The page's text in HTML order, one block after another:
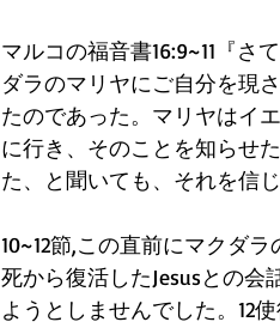
マルコの福音書16:9~11『
ダラのマリヤにご自分を現
たのであった。マリヤはイ
に行き、そのことを知らせ
た、と聞いても、それを信
10~12節,この直前にマクダ
死から復活したJesusとの会
ようとしませんでした。12